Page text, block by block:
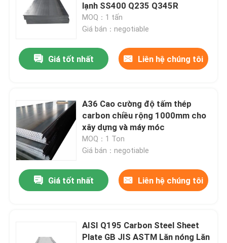
lạnh SS400 Q235 Q345R
MOQ：1 tấn
Giá bán：negotiable
Giá tốt nhất Liên hệ chúng tôi
A36 Cao cường độ tấm thép
carbon chiều rộng 1000mm cho
xây dựng và máy móc
MOQ：1 Ton
Giá bán：negotiable
Giá tốt nhất Liên hệ chúng tôi
AISI Q195 Carbon Steel Sheet
Plate GB JIS ASTM Lăn nóng Lăn